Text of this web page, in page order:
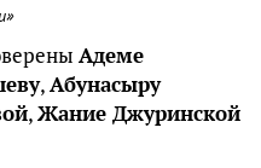
Адеме
,Абунасыру
,Жание Джуринской